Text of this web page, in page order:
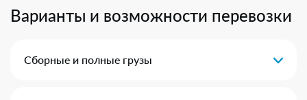
Варианты и возможности перевозки
Сборные и полные грузы